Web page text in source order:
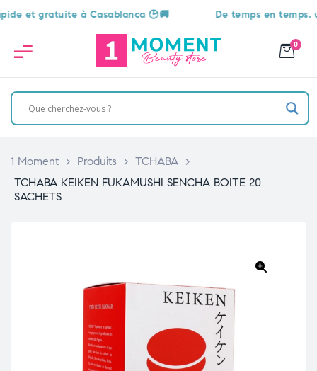
gratuite à Casablanca 🕒🚚 De temps en temps, une
0
1 Moment > Produits > TCHABA >
TCHABA KEIKEN FUKAMUSHI SENCHA BOITE 20
SACHETS